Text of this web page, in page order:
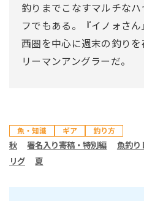
釣りまでこなすマルチな
フでもある。『イノォさ
西圏を中心に週末の釣り
リーマンアングラーだ。
魚・知識 ギア 釣り方
秋 署名入り寄稿・特別編 魚釣り
リグ
夏